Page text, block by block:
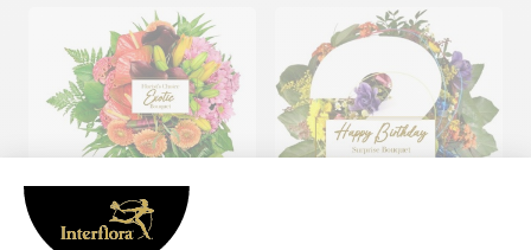
från605 kr